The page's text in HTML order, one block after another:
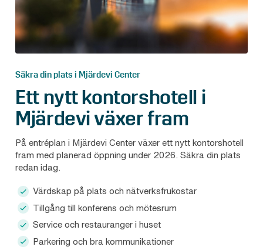
Säkra din plats i Mjärdevi Center
Ett nytt kontorshotell i
Mjärdevi växer fram
På entréplan i Mjärdevi Center växer ett nytt kontorshotell
fram med planerad öppning under 2026. Säkra din plats
redan idag.
Värdskap på plats och nätverksfrukostar
Tillgång till konferens och mötesrum
Service och restauranger i huset
Parkering och bra kommunikationer